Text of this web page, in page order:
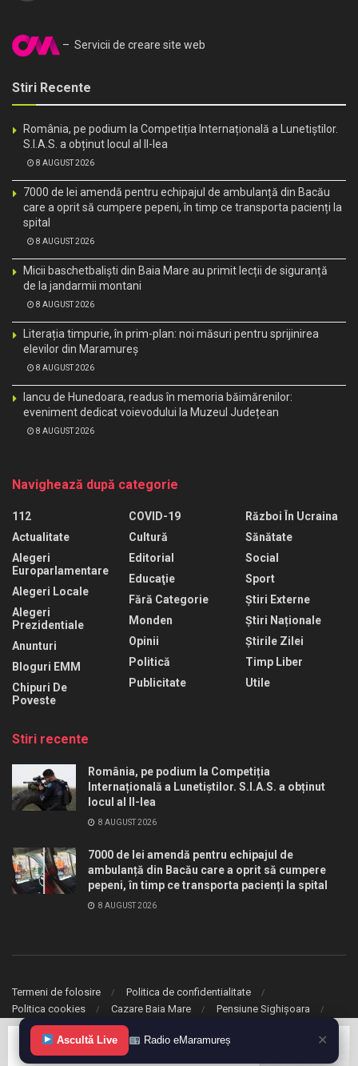
– Servicii de creare site web
Stiri Recente
România, pe podium la Competiția Internațională a Lunetiștilor.
S.I.A.S. a obținut locul al II-lea
8 AUGUST 2026
7000 de lei amendă pentru echipajul de ambulanță din Bacău
care a oprit să cumpere pepeni, în timp ce transporta pacienți la
spital
8 AUGUST 2026
Micii baschetbaliști din Baia Mare au primit lecții de siguranță
de la jandarmii montani
8 AUGUST 2026
Literația timpurie, în prim-plan: noi măsuri pentru sprijinirea
elevilor din Maramureș
8 AUGUST 2026
Iancu de Hunedoara, readus în memoria băimărenilor:
eveniment dedicat voievodului la Muzeul Județean
8 AUGUST 2026
Navighează după categorie
112
Actualitate
Alegeri
Europarlamentare
Alegeri Locale
Alegeri
Prezidentiale
Anunturi
Bloguri EMM
Chipuri De
Poveste
COVID-19
Cultură
Editorial
Educaţie
Fără Categorie
Monden
Opinii
Politică
Publicitate
Război În Ucraina
Sănătate
Social
Sport
Știri Externe
Știri Naționale
Știrile Zilei
Timp Liber
Utile
Stiri recente
România, pe podium la Competiția
Internațională a Lunetiștilor. S.I.A.S. a obținut
locul al II-lea
8 AUGUST 2026
7000 de lei amendă pentru echipajul de
ambulanță din Bacău care a oprit să cumpere
pepeni, în timp ce transporta pacienți la spital
8 AUGUST 2026
Termeni de folosire
Politica de confidentialitate
Politica cookies
Cazare Baia Mare Pensiune Sighișoara
© 2020 eMaramures. Toate drepturile rezervate.
Ascultă Live Radio eMaramureș ✕